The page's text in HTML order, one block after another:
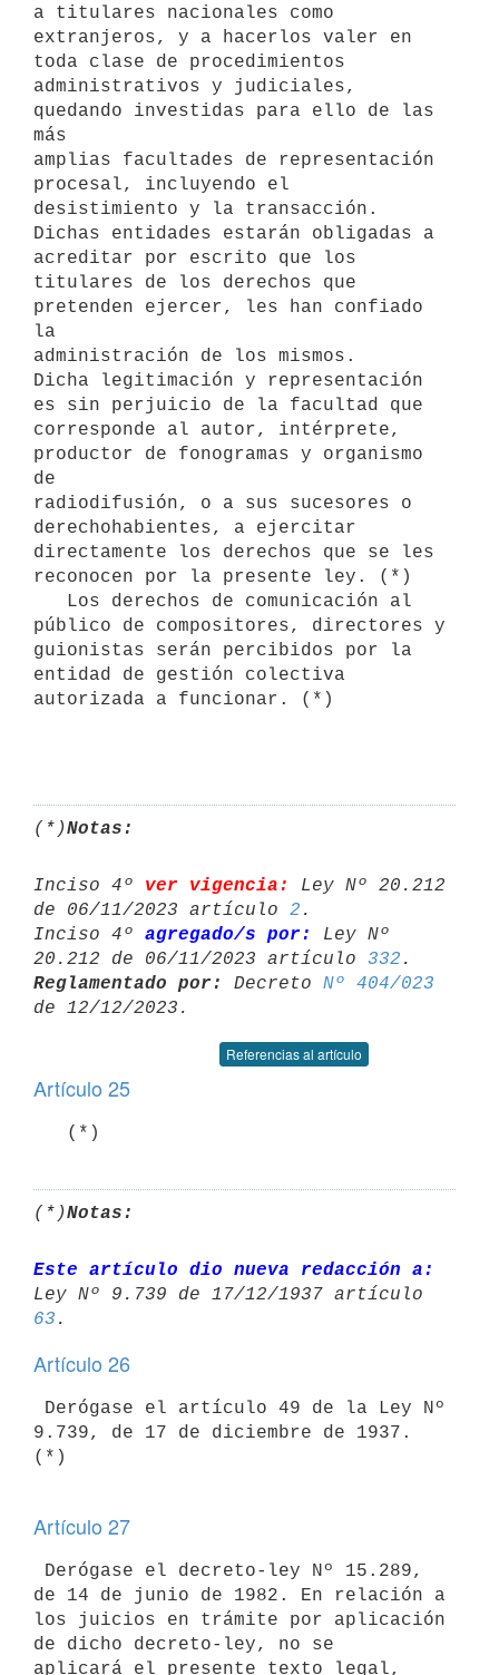
a titulares nacionales como
extranjeros, y a hacerlos valer en
toda clase de procedimientos
administrativos y judiciales,
quedando investidas para ello de las
más
amplias facultades de representación
procesal, incluyendo el
desistimiento y la transacción.
Dichas entidades estarán obligadas a
acreditar por escrito que los
titulares de los derechos que
pretenden ejercer, les han confiado
la
administración de los mismos.
Dicha legitimación y representación
es sin perjuicio de la facultad que
corresponde al autor, intérprete,
productor de fonogramas y organismo
de
radiodifusión, o a sus sucesores o
derechohabientes, a ejercitar
directamente los derechos que se les
reconocen por la presente ley. (*)
público de compositores, directores y
guionistas serán percibidos por la
entidad de gestión colectiva
autorizada a funcionar. (*)
(*)Notas:
Inciso 4º ver vigencia:
Ley Nº 20.212
de 06/11/2023 artículo 2 .
Inciso 4º agregado/s por:
Ley Nº
20.212 de 06/11/2023 artículo 332
Reglamentado por:
Decreto Nº 404/023
Referencias al artículo
Artículo 25
   (*)
(*)Notas:
Este artículo dio nueva redacción a:
Ley Nº 9.739 de 17/12/1937 artículo
63
Artículo 26
9.739, de 17 de diciembre de 1937.
(*)
Artículo 27
de 14 de junio de 1982. En relación a
los juicios en trámite por aplicación
de dicho decreto-ley, no se
aplicará el presente texto legal,